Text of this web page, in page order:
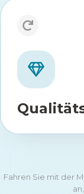
Fahren Sie mit der